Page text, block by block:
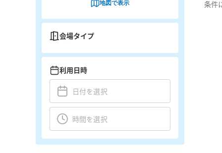
条件
地図で表示
会場タイプ
利用日時